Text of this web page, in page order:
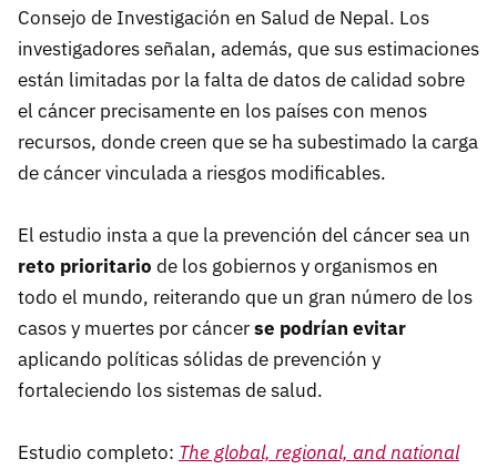
Consejo de Investigación en Salud de Nepal. Los
investigadores señalan, además, que sus estimaciones
están limitadas por la falta de datos de calidad sobre
el cáncer precisamente en los países con menos
recursos, donde creen que se ha subestimado la carga
de cáncer vinculada a riesgos modificables.
El estudio insta a que la prevención del cáncer sea un
reto prioritario de los gobiernos y organismos en
todo el mundo, reiterando que un gran número de los
casos y muertes por cáncerse podrían evitar
aplicando políticas sólidas de prevención y
fortaleciendo los sistemas de salud.
Estudio completo: The global, regional, and national